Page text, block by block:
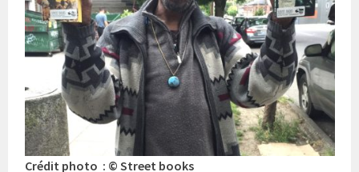
Crédit photo : © Street books